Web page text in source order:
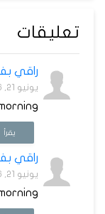
تعليقات
راقي
يونيو 21, 2026 3:16 ص
يقرأ
راقي
يونيو 21, 2026 3:16 ص